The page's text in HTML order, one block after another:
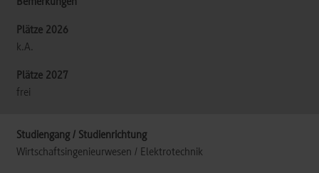
k.A.
frei
Wirtschaftsingenieurwesen / Elektrotechnik